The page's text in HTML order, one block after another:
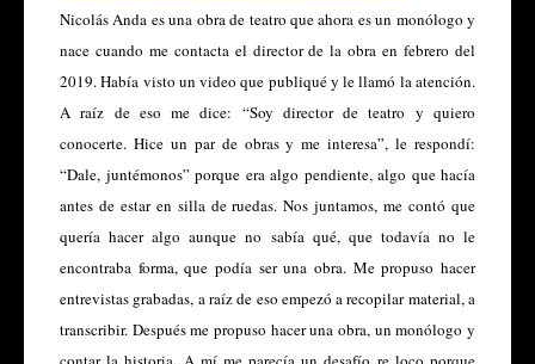
Nicolás Anda es una obra de teatro que ahora es un monólogo y
nace cuando me contacta el director de la obra en febrero del
2019. Había visto un video que publiqué y le llamó la atención.
A raíz de eso me dice: “Soy director de teatro y quiero
conocerte. Hice un par de obras y me interesa”, le respondí:
“Dale, juntémonos” porque era algo pendiente, algo que hacía
antes de estar en silla de ruedas. Nos juntamos, me contó que
quería hacer algo aunque no sabía qué, que todavía no le
encontraba forma, que podía ser una obra. Me propuso hacer
entrevistas grabadas, a raíz de eso empezó a recopilar material, a
transcribir. Después me propuso hacer una obra, un monólogo y